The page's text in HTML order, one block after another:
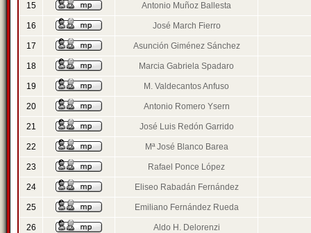
15 Antonio Muñoz Ballesta
16 José March Fierro
17 Asunción Giménez Sánchez
18 Marcia Gabriela Spadaro
19 M. Valdecantos Anfuso
20 Antonio Romero Ysern
21 José Luis Redón Garrido
22 Mª José Blanco Barea
23 Rafael Ponce López
24 Eliseo Rabadán Fernández
25 Emiliano Fernández Rueda
26 Aldo H. Delorenzi